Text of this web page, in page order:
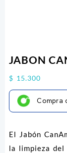
JABON
$ 15.300
Compra
El Jabón
la limpieza del